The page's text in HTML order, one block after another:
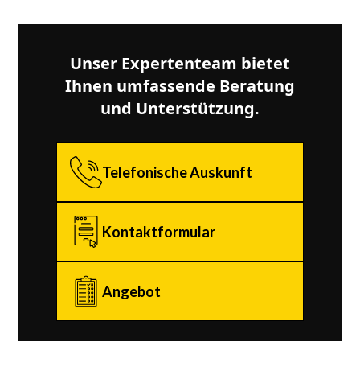
Unser Expertenteam bietet
Ihnen umfassende Beratung
und Unterstützung.
Telefonische Auskunft
Kontaktformular
Angebot